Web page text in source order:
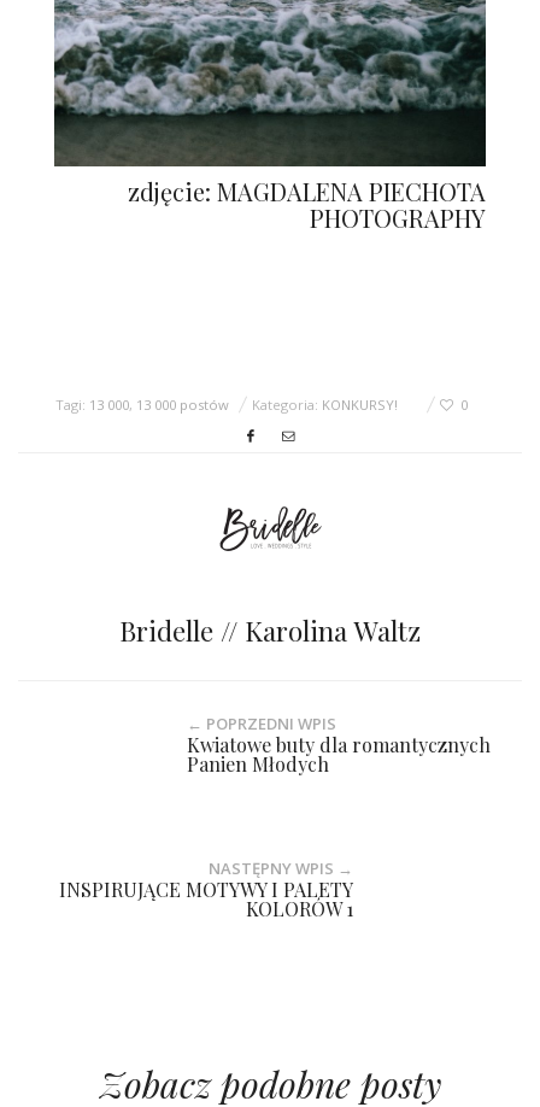
zdjęcie: MAGDALENA PIECHOTA
PHOTOGRAPHY
Tagi: 13 000, 13 000 postów Kategoria: KONKURSY! 0
Bridelle // Karolina Waltz
← POPRZEDNI WPIS
Kwiatowe buty dla romantycznych
Panien Młodych
NASTĘPNY WPIS →
INSPIRUJĄCE MOTYWY I PALETY
KOLORÓW 1
Zobacz podobne posty